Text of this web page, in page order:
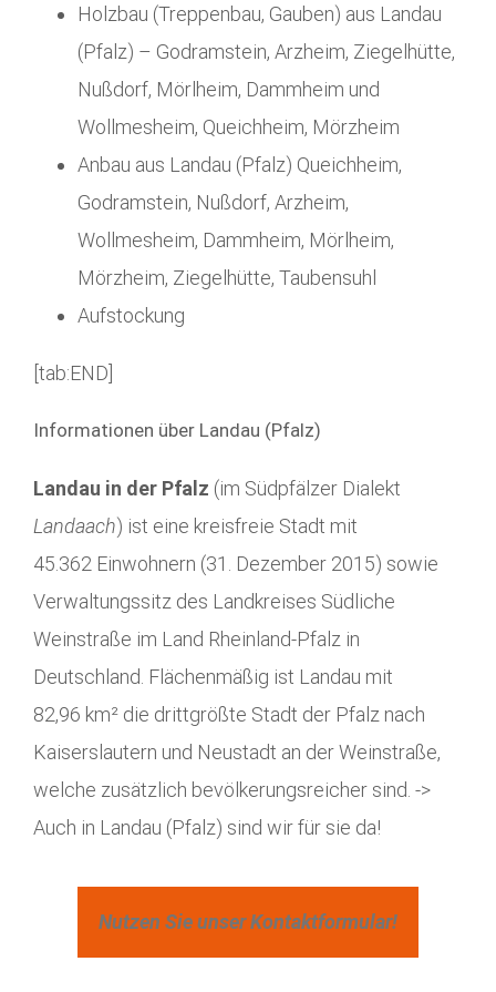
Holzbau (Treppenbau, Gauben) aus Landau
(Pfalz) – Godramstein, Arzheim, Ziegelhütte,
Nußdorf, Mörlheim, Dammheim und
Wollmesheim, Queichheim, Mörzheim
Anbau aus Landau (Pfalz) Queichheim,
Godramstein, Nußdorf, Arzheim,
Wollmesheim, Dammheim, Mörlheim,
Mörzheim, Ziegelhütte, Taubensuhl
Aufstockung
[tab:END]
Informationen über Landau (Pfalz)
Landau in der Pfalz (im Südpfälzer Dialekt
Landaach) ist eine kreisfreie Stadt mit
45.362 Einwohnern (31. Dezember 2015) sowie
Verwaltungssitz des Landkreises Südliche
Weinstraße im Land Rheinland-Pfalz in
Deutschland. Flächenmäßig ist Landau mit
82,96 km² die drittgrößte Stadt der Pfalz nach
Kaiserslautern und Neustadt an der Weinstraße,
welche zusätzlich bevölkerungsreicher sind. ->
Auch in Landau (Pfalz) sind wir für sie da!
Nutzen Sie unser Kontaktformular!